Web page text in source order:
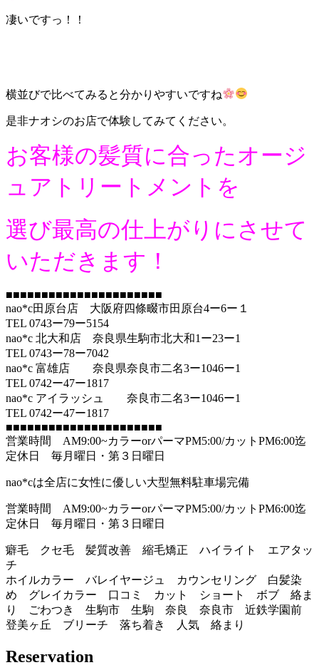
凄いですっ！！
横並びで比べてみると分かりやすいですね
是非ナオシのお店で体験してみてください。
お客様の髪質に合ったオージ
ュアトリートメントを
選び最高の仕上がりにさせて
いただきます！
■■■■■■■■■■■■■■■■■■■■■■
nao*c田原台店 大阪府四條畷市田原台4ー6ー１
TEL 0743ー79ー5154
nao*c 北大和店 奈良県生駒市北大和1ー23ー1
TEL 0743ー78ー7042
nao*c 富雄店 奈良県奈良市二名3ー1046ー1
TEL 0742ー47ー1817
nao*c アイラッシュ 奈良市二名3ー1046ー1
TEL 0742ー47ー1817
■■■■■■■■■■■■■■■■■■■■■■
営業時間 AM9:00~カラーorパーマPM5:00/カットPM6:00迄
定休日 毎月曜日・第３日曜日
nao*cは全店に女性に優しい大型無料駐車場完備
営業時間 AM9:00~カラーorパーマPM5:00/カットPM6:00迄
定休日 毎月曜日・第３日曜日
癖毛 クセ毛 髪質改善 縮毛矯正 ハイライト エアタッ
チ
ホイルカラー バレイヤージュ カウンセリング 白髪染
め グレイカラー 口コミ カット ショート ボブ 絡ま
り ごわつき 生駒市 生駒 奈良 奈良市 近鉄学園前
登美ヶ丘 ブリーチ 落ち着き 人気 絡まり
Reservation